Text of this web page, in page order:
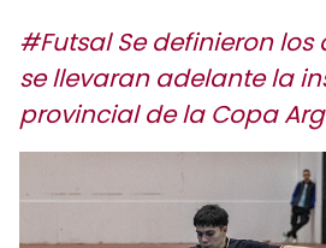
#Futsal Se definieron los
se llevaran adelante la
provincial de la Copa